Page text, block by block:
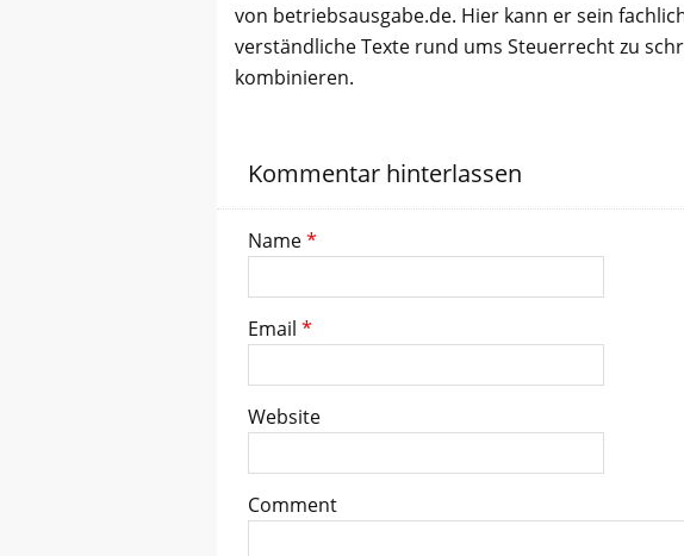
von betriebsausgabe.de. Hier kann er sein
verständliche Texte rund ums Steuerrecht zu
kombinieren.
Kommentar hinterlassen
Name*
Email *
Website
Comment